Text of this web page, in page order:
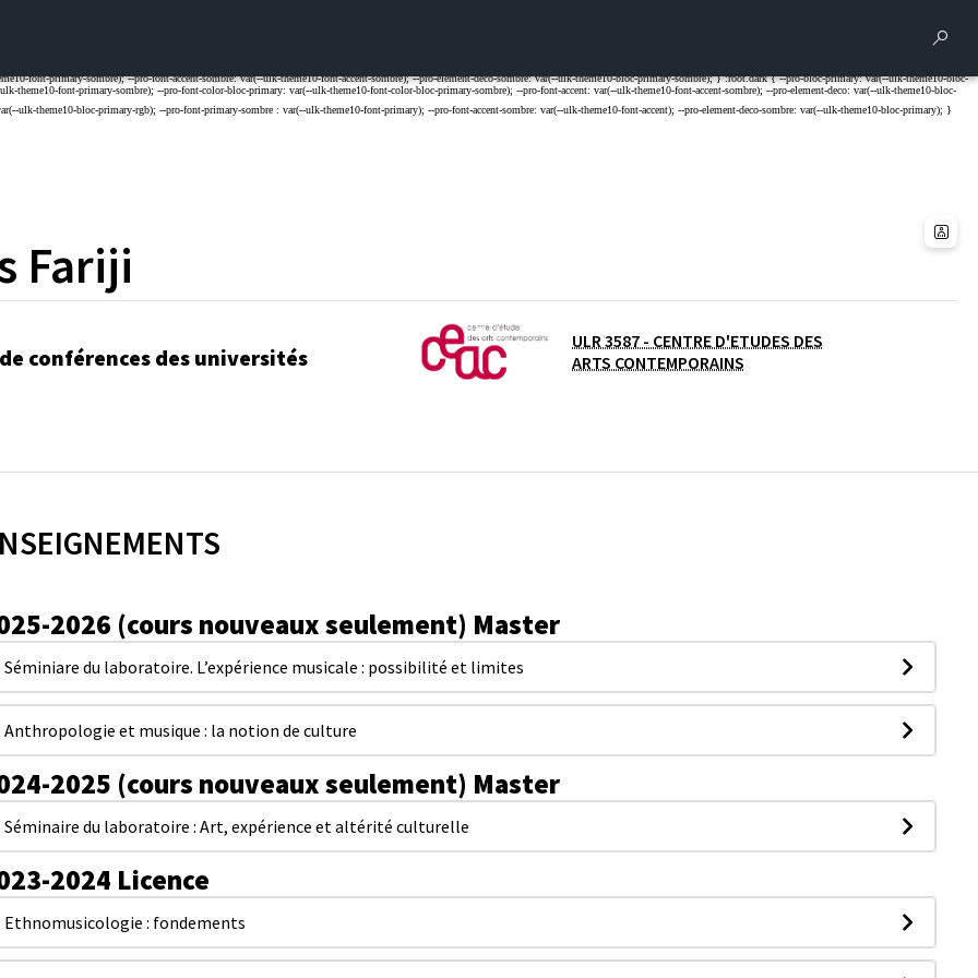
Fariji
conférences des universités
ULR 3587 - CENTRE D'ETUDES DES
ARTS CONTEMPORAINS
2026 (cours nouveaux seulement) Master
Séminiare du laboratoire. L’expérience musicale : possibilité et limites
Anthropologie et musique : la notion de culture
2025 (cours nouveaux seulement) Master
Séminaire du laboratoire : Art, expérience et altérité culturelle
2024 Licence
Ethnomusicologie : fondements